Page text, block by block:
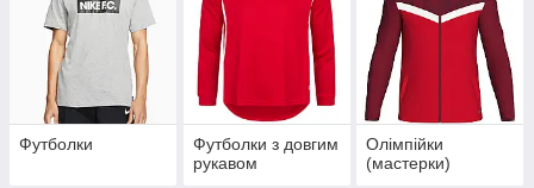
Футболки
Футболки з довгим
рукавом
Олімпійки
(мастерки)